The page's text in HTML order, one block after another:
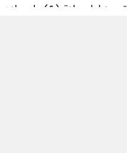
۱۳ توصیه امام صادق (ع) برای